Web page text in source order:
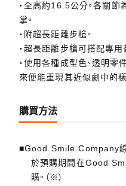
・全高約16.5公分。各關節
掌。
・附超長距離步槍。
・超長距離步槍可搭配專用
・使用各種成型色、透明零
來便能重現其近似劇中的樣
購買方法
■Good Smile Company
於預購期間在Good
購。（※）